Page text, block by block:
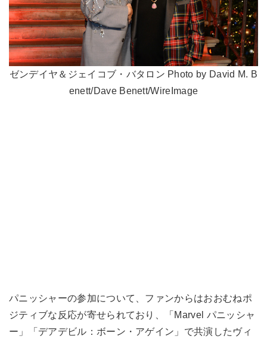
ゼンデイヤ＆ジェイコブ・バタロン Photo by David M. B
enett/Dave Benett/WireImage
パニッシャーの参加について、ファンからはおおむねポ
ジティブな反応が寄せられており、「Marvel パニッシャ
ー」「デアデビル：ボーン・アゲイン」で共演したヴィ